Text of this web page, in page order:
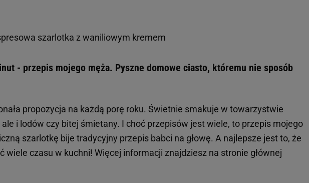
szarlotka z waniliowym kremem
- przepis mojego męża. Pyszne domowe ciasto, któremu nie sposób
propozycja na każdą porę roku. Świetnie smakuje w towarzystwie
ale i lodów czy bitej śmietany. I choć przepisów jest wiele, to przepis mojego
szarlotkę bije tradycyjny przepis babci na głowę. A najlepsze jest to, że
wiele czasu w kuchni! Więcej informacji znajdziesz na stronie głównej